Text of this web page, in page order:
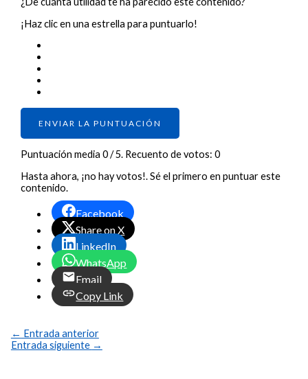
¡Haz clic en una estrella para puntuarlo!
ENVIAR LA PUNTUACIÓN
Puntuación media0/ 5. Recuento de votos:0
Hasta ahora, ¡no hay votos!. Sé el primero en puntuar este
contenido.
Facebook
Share on X
LinkedIn
WhatsApp
Email
Copy Link
← Entrada anterior
Entrada siguiente →